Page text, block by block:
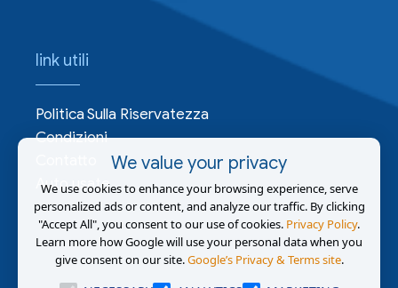
link utili
Politica Sulla Riservatezza
Condizioni
Auto usate
We value your privacy
We use cookies to enhance your browsing experience, serve
personalized ads or content, and analyze our traffic. By clicking
"Accept All", you consent to our use of cookies. Privacy Policy.
Learn more how Google will use your personal data when you
give consent on our site.Google’s Privacy & Terms site.